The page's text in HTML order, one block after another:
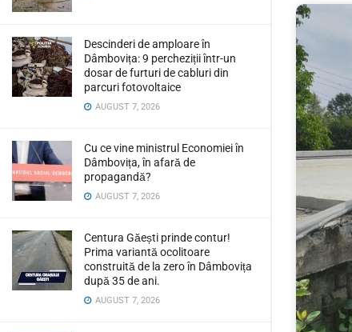
Descinderi de amploare în
Dâmbovița: 9 percheziții într-un
dosar de furturi de cabluri din
parcuri fotovoltaice
AUGUST 7, 2026
Cu ce vine ministrul Economiei în
Dâmbovița, în afară de
propagandă?
AUGUST 7, 2026
Centura Găești prinde contur!
Prima variantă ocolitoare
construită de la zero în Dâmbovița
după 35 de ani.
AUGUST 7, 2026